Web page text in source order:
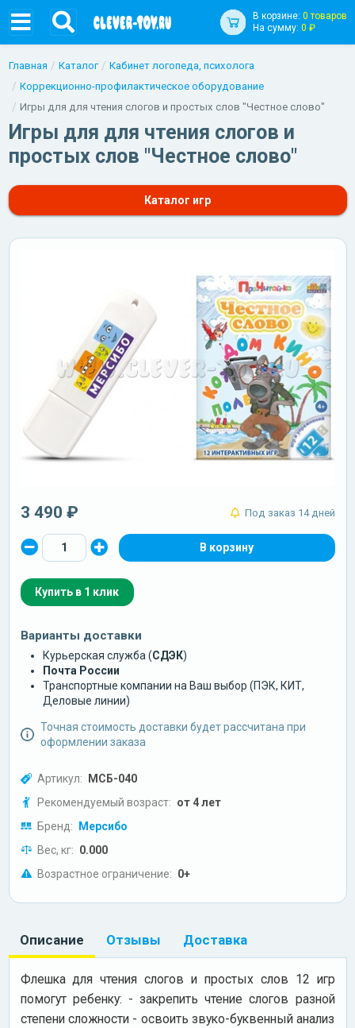
В корзине: 0 товаров
На сумму: 0 ₽
Главная Каталог
Кабинет логопеда, психолога
Коррекционно-профилактическое оборудование
Игры для для чтения слогов и простых слов "Честное слово"
Игры для для чтения слогов и
простых слов "Честное слово"
Каталог игр
3 490 ₽ Под заказ 14 дней
Купить в 1 клик
Варианты доставки
Курьерская служба (СДЭК)
Почта России
Транспортные компании на Ваш выбор (ПЭК, КИТ,
Деловые линии)
Точная стоимость доставки будет рассчитана при
оформлении заказа
Артикул: МСБ-040
Рекомендуемый возраст: от 4 лет
Бренд: Мерсибо
Вес, кг: 0.000
Возрастное ограничение: 0+
Описание Отзывы Доставка
Флешка для чтения слогов и простых слов 12 игр
помогут ребенку: - закрепить чтение слогов разной
степени сложности - освоить звуко-буквенный анализ